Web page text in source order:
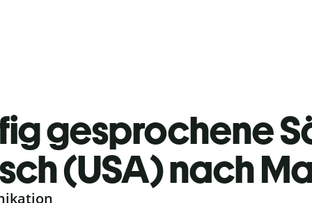
gesprochene
(USA) nach